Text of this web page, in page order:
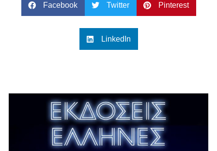
Facebook Twitter Pinterest
LinkedIn